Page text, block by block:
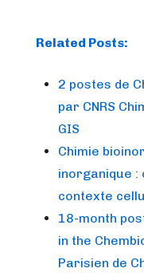
Related Posts:
2 postes de
par CNRS
GIS
Chimie
inorganique :
contexte
18-month
in the
Parisien de